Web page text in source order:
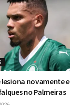
lesiona novamente e
no Palmeiras